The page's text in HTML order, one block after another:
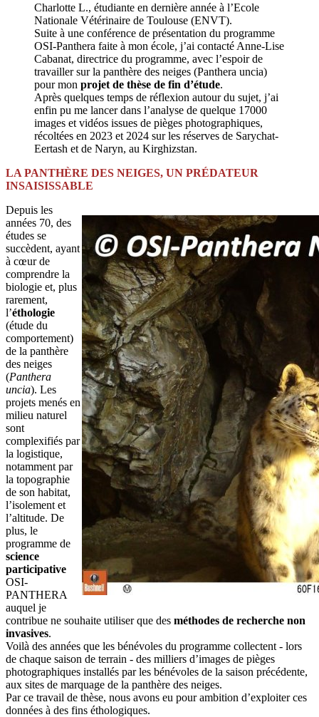
Charlotte L., étudiante en dernière année à l’Ecole
Nationale Vétérinaire de Toulouse (ENVT).
Suite à une conférence de présentation du programme
OSI-Panthera faite à mon école, j’ai contacté Anne-Lise
Cabanat, directrice du programme, avec l’espoir de
travailler sur la panthère des neiges (Panthera uncia)
pour mon projet de thèse de fin d’étude.
Après quelques temps de réflexion autour du sujet, j’ai
enfin pu me lancer dans l’analyse de quelque 17000
images et vidéos issues de pièges photographiques,
récoltées en 2023 et 2024 sur les réserves de Sarychat-
Eertash et de Naryn, au Kirghizstan.
LA PANTHÈRE DES NEIGES, UN PRÉDATEUR
INSAISISSABLE
Depuis les
années 70, des
études se
succèdent, ayant
à cœur de
comprendre la
biologie et, plus
rarement,
l’éthologie
(étude du
comportement)
de la panthère
des neiges
(Panthera
uncia). Les
projets menés en
milieu naturel
sont
complexifiés par
la logistique,
notamment par
la topographie
de son habitat,
l’isolement et
l’altitude. De
plus, le
programme de
science
participative
OSI-
PANTHERA
auquel je
contribue ne souhaite utiliser que des méthodes de recherche non
invasives.
Voilà des années que les bénévoles du programme collectent - lors
de chaque saison de terrain - des milliers d’images de pièges
photographiques installés par les bénévoles de la saison précédente,
aux sites de marquage de la panthère des neiges.
Par ce travail de thèse, nous avons eu pour ambition d’exploiter ces
données à des fins éthologiques.